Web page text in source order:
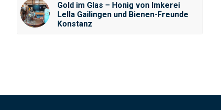
Gold im Glas – Honig von Imkerei
Lella Gailingen und Bienen-Freunde
Konstanz